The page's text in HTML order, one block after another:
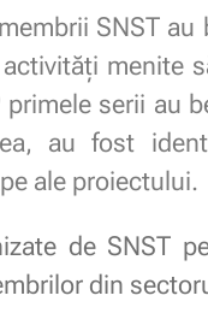
SNST au
menite
serii au
au fost
ale proiectului.
de SNST
din